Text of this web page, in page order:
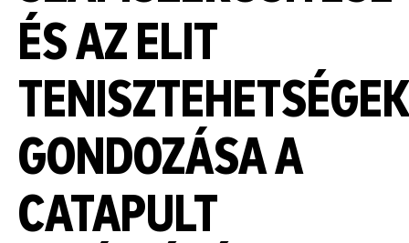
ÉS AZ ELIT
TENISZTEHETSÉGEK
GONDOZÁSA A
CATAPULT